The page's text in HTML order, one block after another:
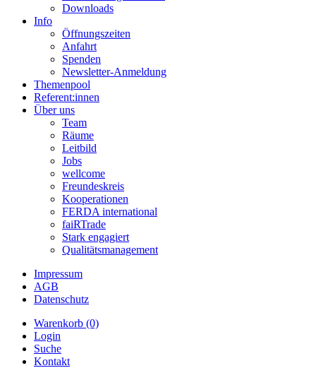
Downloads
Info
Öffnungszeiten
Anfahrt
Spenden
Newsletter-Anmeldung
Themenpool
Referent:innen
Über uns
Team
Räume
Leitbild
Jobs
wellcome
Freundeskreis
Kooperationen
FERDA international
faiRTrade
Stark engagiert
Qualitätsmanagement
Impressum
AGB
Datenschutz
Warenkorb (0)
Login
Suche
Kontakt